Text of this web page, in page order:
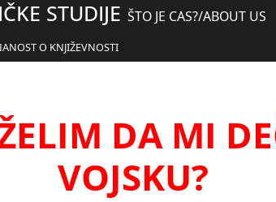
STUDIJE ŠTO JE CAS?/ABOUT US
O KNJIŽEVNOSTI
DA MI
VOJSKU?